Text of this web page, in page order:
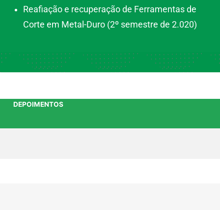
Reafiação e recuperação de Ferramentas de
Corte em Metal-Duro (2º semestre de 2.020)
DEPOIMENTOS